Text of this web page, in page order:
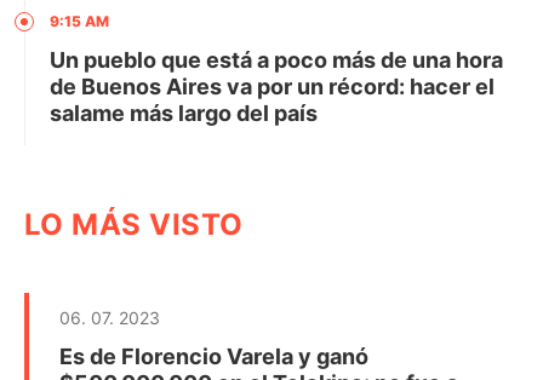
9:15 AM
Un pueblo que está a poco más de una hora
de Buenos Aires va por un récord: hacer el
salame más largo del país
LO MÁS VISTO
06. 07. 2023
Es de Florencio Varela y ganó